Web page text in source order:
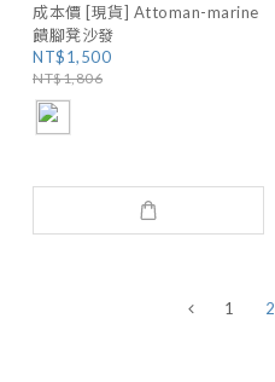
成本價 [現貨] Attoman-marine
饋腳凳沙發
NT$1,500
NT$1,806
1 2